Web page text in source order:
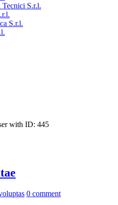
S.r.l.
S.r.l.
with ID: 445
0 comment